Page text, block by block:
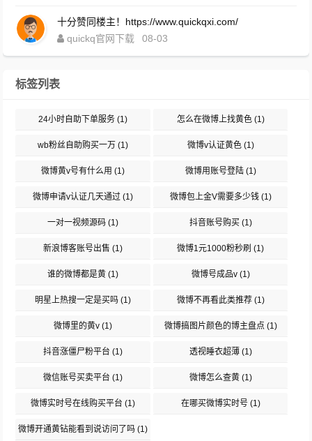
十分赞同楼主！https://www.quickqxi.com/
quickq官网下载
08-03
标签列表
24小时自助下单服务 (1) 怎么在微博上找黄色(1)
wb粉丝自助购买一万 (1) 微博v认证黄色(1)
微博黄v号有什么用 (1) 微博用账号登陆(1)
微博申请v认证几天通过 (1) 微博包上金V需要多少钱(1)
一对一视频源码 (1) 抖音账号购买(1)
新浪博客账号出售 (1) 微博1元1000粉秒刷 (1)
谁的微博都是黄 (1) 微博号成品v(1)
明星上热搜一定是买吗 (1) 微博不再看此类推荐(1)
微博里的黄v (1) 微博搞图片颜色的博主盘点 (1)
抖音涨僵尸粉平台 (1) 透视睡衣超薄(1)
微信账号买卖平台 (1) 微博怎么查黄(1)
微博实时号在线购买平台 (1) 在哪买微博实时号(1)
微博开通黄钻能看到说访问了吗 (1)